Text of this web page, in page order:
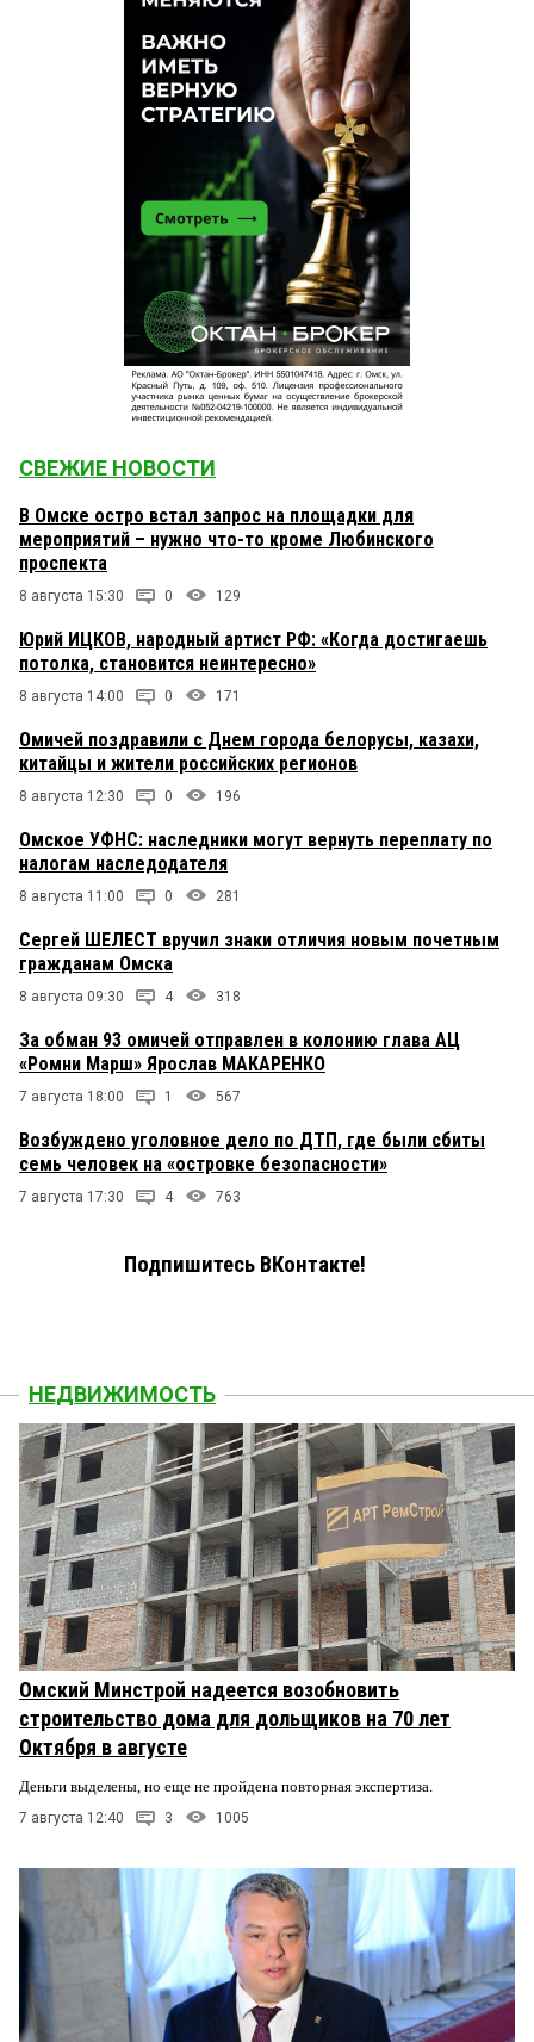
СВЕЖИЕ НОВОСТИ
В Омске остро встал запрос на площадки для
мероприятий – нужно что-то кроме Любинского
проспекта
8 августа 15:30 0 129
Юрий ИЦКОВ, народный артист РФ: «Когда достигаешь
потолка, становится неинтересно»
8 августа 14:00 0 171
Омичей поздравили с Днем города белорусы, казахи,
китайцы и жители российских регионов
8 августа 12:30 0 196
Омское УФНС: наследники могут вернуть переплату по
налогам наследодателя
8 августа 11:00 0 281
Сергей ШЕЛЕСТ вручил знаки отличия новым почетным
гражданам Омска
8 августа 09:30 4 318
За обман 93 омичей отправлен в колонию глава АЦ
«Ромни Марш» Ярослав МАКАРЕНКО
7 августа 18:00 1 567
Возбуждено уголовное дело по ДТП, где были сбиты
семь человек на «островке безопасности»
7 августа 17:30 4 763
Подпишитесь ВКонтакте!
НЕДВИЖИМОСТЬ
Омский Минстрой надеется возобновить
строительство дома для дольщиков на 70 лет
Октября в августе
Деньги выделены, но еще не пройдена повторная экспертиза.
7 августа 12:40 3 1005